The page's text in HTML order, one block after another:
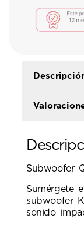
Subwoofer
Sumérgete
subwoofer
sonido